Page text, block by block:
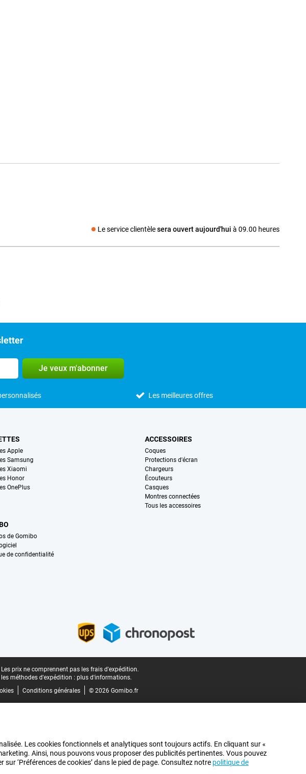
Le service clientèlesera ouvert aujourd'hui à 09.00 heures
Média social
Je veux m'abonner
Les meilleures offres
Apple
Samsung
Xiaomi
Honor
OnePlus
ACCESSOIRES
Coques
Protections d'écran
Chargeurs
Écouteurs
Casques
Montres connectées
Tous les accessoires
de Gomibo
de confidentialité
Les prix ne comprennent pas les frais d'expédition.
méthodes d'expédition : plus d'informations.
Conditions générales © 2026 Gomibo.fr
Les cookies fonctionnels et analytiques sont toujours actifs. En cliquant sur «
Ainsi, nous pouvons vous proposer des publicités pertinentes. Vous pouvez
‘Préférences de cookies’ dans le pied de page. Consultez notre politique de